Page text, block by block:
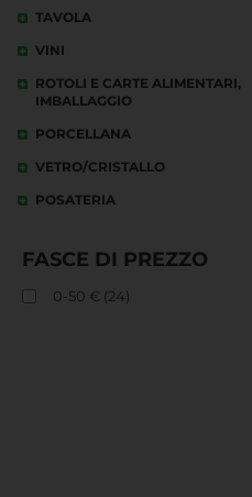
TAVOLA
VINI
ROTOLI E CARTE ALIMENTARI,
IMBALLAGGIO
PORCELLANA
VETRO/CRISTALLO
POSATERIA
FASCE DI PREZZO
0-50 € (24)